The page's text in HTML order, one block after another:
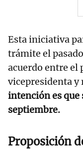
Esta iniciativa
trámite el
acuerdo entre el
vicepresidenta y
intención es que
septiembre.
Proposición